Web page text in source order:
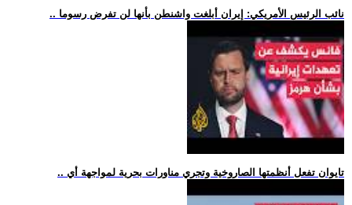
.. نائب الرئيس الأمريكي: إيران أبلغت واشنطن بأنها لن تفرض رسوما
.. تايوان تفعل أنظمتها الصاروخية وتجري مناورات بحرية لمواجهة أي